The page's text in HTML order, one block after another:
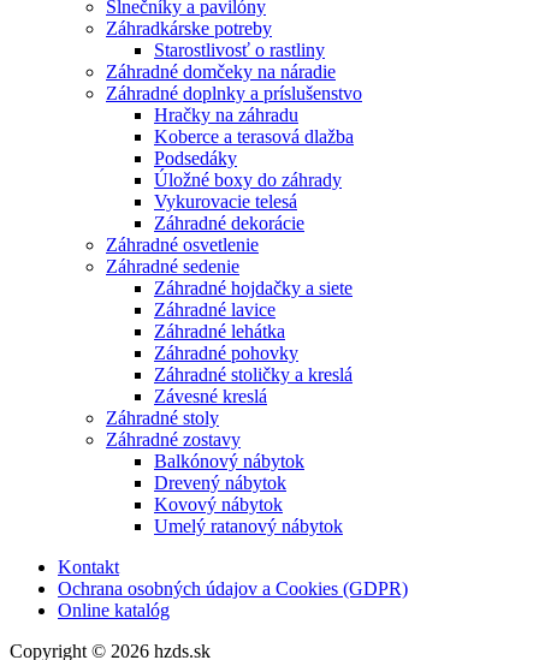
Slnečníky a pavilóny
Záhradkárske potreby
Starostlivosť o rastliny
Záhradné domčeky na náradie
Záhradné doplnky a príslušenstvo
Hračky na záhradu
Koberce a terasová dlažba
Podsedáky
Úložné boxy do záhrady
Vykurovacie telesá
Záhradné dekorácie
Záhradné osvetlenie
Záhradné sedenie
Záhradné hojdačky a siete
Záhradné lavice
Záhradné lehátka
Záhradné pohovky
Záhradné stoličky a kreslá
Závesné kreslá
Záhradné stoly
Záhradné zostavy
Balkónový nábytok
Drevený nábytok
Kovový nábytok
Umelý ratanový nábytok
Kontakt
Ochrana osobných údajov a Cookies (GDPR)
Online katalóg
Copyright © 2026 hzds.sk